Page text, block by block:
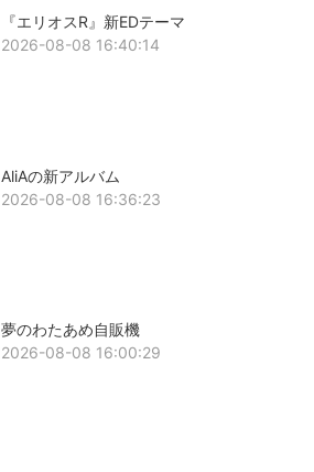
『エリオスR』新EDテーマ
2026-08-08 16:40:14
AliAの新アルバム
2026-08-08 16:36:23
夢のわたあめ自販機
2026-08-08 16:00:29